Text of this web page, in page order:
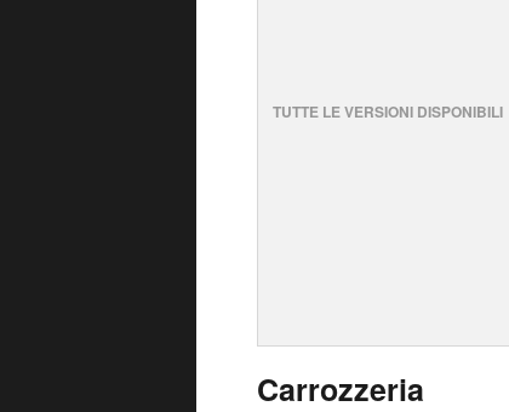
TUTTE LE VERSIONI DISPONIBILI
Carrozzeria